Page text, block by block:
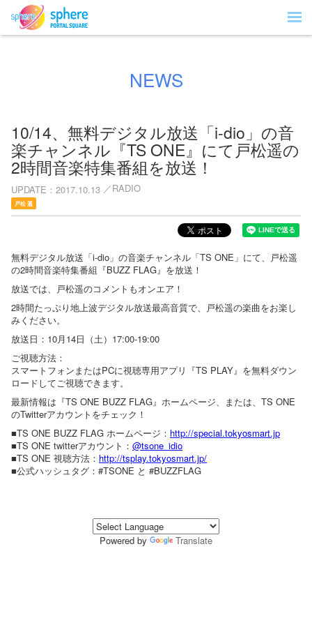
NEWS
10/14、無料デジタル放送「i-dio」の音
楽チャンネル『TS ONE』にて戸松遥の
2時間音楽特集番組を放送！
UPDATE 2017.10.13 RADIO
戸松 遥
無料デジタル放送「i-dio」の音楽チャンネル「TS ONE」にて、戸松遥
の2時間音楽特集番組『BUZZ FLAG』を放送！
放送では、戸松遥のコメントもオンエア！
2時間たっぷり地上波デジタル放送最高音質で、戸松遥の楽曲をお楽し
みください。
放送日：10月14日（土）17:00-19:00
ご視聴方法：
スマートフォンまたはPCに視聴専用アプリ『TS PLAY』を無料ダウン
ロードしてご視聴できます。
最新情報は『TS ONE BUZZ FLAG』ホームページ、または、TS ONE
のTwitterアカウントをチェック！
■TS ONE BUZZ FLAG ホームページ： http://special.tokyosmart.jp
■TS ONE twitterアカウント： @tsone_idio
■TS ONE 視聴方法： http://tsplay.tokyosmart.jp/
■公式ハッシュタグ：#TSONE と #BUZZFLAG
Powered by Translate